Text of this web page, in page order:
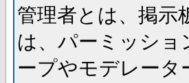
管理者とは、掲示
は、パーミッショ
ープやモデレータ